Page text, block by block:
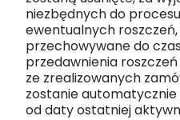
niezbędnych do
ewentualnych
przechowywane do
przedawnienia
ze zrealizowanych
zostanie
od daty ostatniej